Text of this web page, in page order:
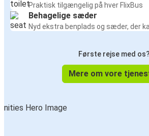
Praktisk tilgængelig på hver FlixBus
Behagelige sæder
Nyd ekstra benplads og sæder, der
Første rejse med os?
Mere om vore